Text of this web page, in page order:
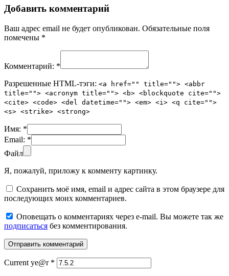
Добавить комментарий
Ваш адрес email не будет опубликован. Обязательные поля
помечены *
Комментарий: *
Разрешенные HTML-тэги: <a href="" title=""> <abbr
title=""> <acronym title=""> <b> <blockquote cite="">
<cite> <code> <del datetime=""> <em> <i> <q cite="">
<s> <strike> <strong>
Имя: *
Email: *
Файл
Я, пожалуй, приложу к комменту картинку.
Сохранить моё имя, email и адрес сайта в этом браузере для
последующих моих комментариев.
Оповещать о комментариях через e-mail. Вы можете так же
подписаться без комментирования.
Current ye@r *